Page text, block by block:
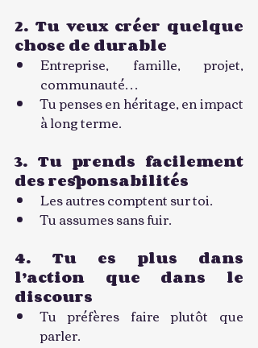
2. Tu veux créer quelque
chose de durable
Entreprise, famille, projet,
communauté…
Tu penses en héritage, en impact
à long terme.
3. Tu prends facilement
des responsabilités
Les autres comptent sur toi.
Tu assumes sans fuir.
4. Tu es plus dans
l’action que dans le
discours
Tu préfères faire plutôt que
parler.